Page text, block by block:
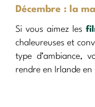
Décembre : la
Si vous aimez les
chaleureuses et
type d’ambiance,
rendre en Irlande en